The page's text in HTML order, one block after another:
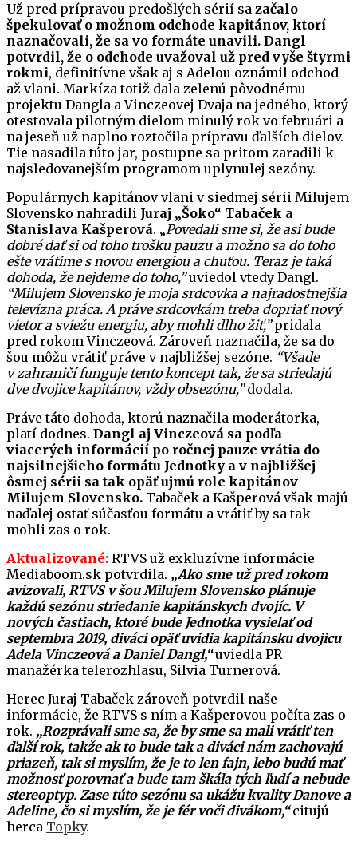
Už pred prípravou predošlých sérií sa začalo
špekulovať o možnom odchode kapitánov, ktorí
naznačovali, že sa vo formáte unavili. Dangl
potvrdil, že o odchode uvažoval už pred vyše štyrmi
rokmi, definitívne však aj s Adelou oznámil odchod
až vlani. Markíza totiž dala zelenú pôvodnému
projektu Dangla a Vinczeovej Dvaja na jedného, ktorý
otestovala pilotným dielom minulý rok vo februári a
na jeseň už naplno roztočila prípravu ďalších dielov.
Tie nasadila túto jar, postupne sa pritom zaradili k
najsledovanejším programom uplynulej sezóny.
Populárnych kapitánov vlani v siedmej sérii Milujem
Slovensko nahradili Juraj „Šoko“ Tabaček a
Stanislava Kašperová. „Povedali sme si, že asi bude
dobré dať si od toho trošku pauzu a možno sa do toho
ešte vrátime s novou energiou a chuťou. Teraz je taká
dohoda, že nejdeme do toho,”uviedol vtedy Dangl.
“Milujem Slovensko je moja srdcovka a najradostnejšia
televízna práca. A práve srdcovkám treba dopriať nový
vietor a sviežu energiu, aby mohli dlho žiť,”pridala
pred rokom Vinczeová. Zároveň naznačila, že sa do
šou môžu vrátiť práve v najbližšej sezóne. “Všade
v zahraničí funguje tento koncept tak, že sa striedajú
dve dvojice kapitánov, vždy obsezónu,”dodala.
Práve táto dohoda, ktorú naznačila moderátorka,
platí dodnes. Dangl aj Vinczeová sa podľa
viacerých informácií po ročnej pauze vrátia do
najsilnejšieho formátu Jednotky a v najbližšej
ôsmej sérii sa tak opäť ujmú role kapitánov
Milujem Slovensko. Tabaček a Kašperová však majú
naďalej ostať súčasťou formátu a vrátiť by sa tak
mohli zas o rok.
Aktualizované: RTVS už exkluzívne informácie
Mediaboom.sk potvrdila. „Ako sme už pred rokom
avizovali, RTVS v šou Milujem Slovensko plánuje
každú sezónu striedanie kapitánskych dvojíc. V
nových častiach, ktoré bude Jednotka vysielať od
septembra 2019, diváci opäť uvidia kapitánsku dvojicu
Adela Vinczeová a Daniel Dangl,“uviedla PR
manažérka telerozhlasu, Silvia Turnerová.
Herec Juraj Tabaček zároveň potvrdil naše
informácie, že RTVS s ním a Kašperovou počíta zas o
rok. „Rozprávali sme sa, že by sme sa mali vrátiť ten
ďalší rok, takže ak to bude tak a diváci nám zachovajú
priazeň, tak si myslím, že je to len fajn, lebo budú mať
možnosť porovnať a bude tam škála tých ľudí a nebude
stereoptyp. Zase túto sezónu sa ukážu kvality Danove a
Adeline, čo si myslím, že je fér voči divákom,“citujú
herca Topky.